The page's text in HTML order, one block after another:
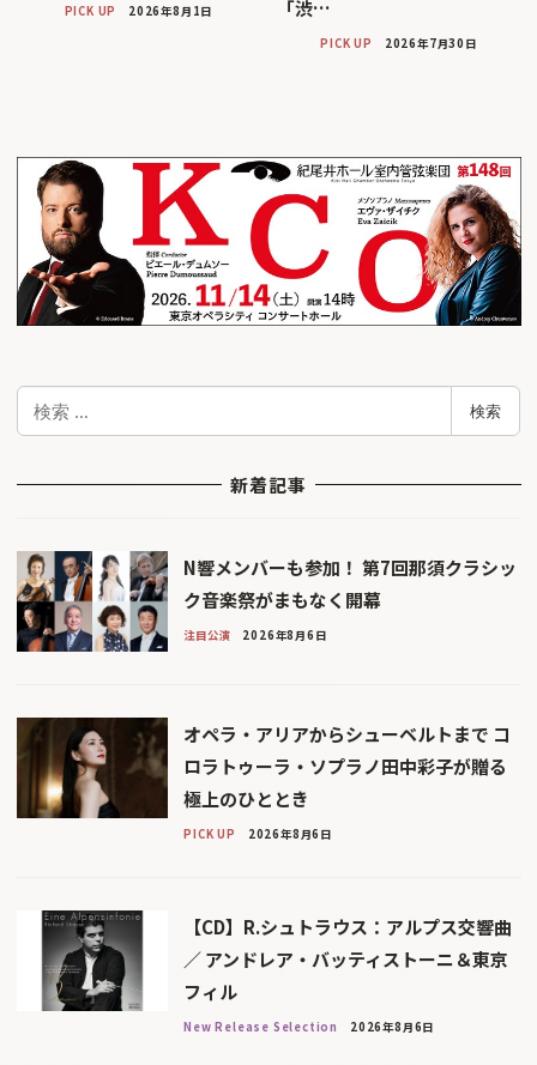
PICK UP 2026年8月1日 「渋…
PICK UP 2026年7月30日
検
索
検索
新着記事
N響メンバーも参加！ 第7回那須クラシッ
ク音楽祭がまもなく開幕
注目公演 2026年8月6日
オペラ・アリアからシューベルトまで コ
ロラトゥーラ・ソプラノ田中彩子が贈る
極上のひととき
PICK UP 2026年8月6日
【CD】R.シュトラウス：アルプス交響曲
／ アンドレア・バッティストーニ＆東京
フィル
New Release Selection 2026年8月6日